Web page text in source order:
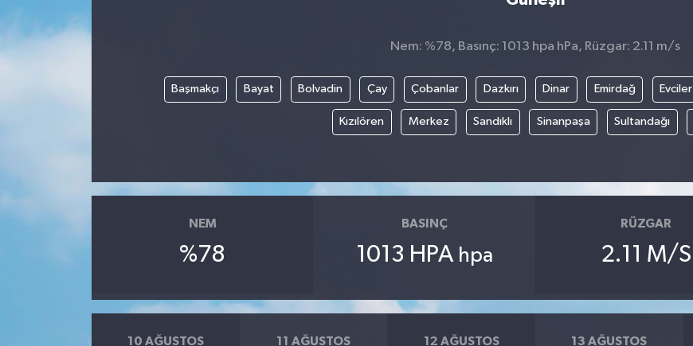
Nem: %78, Basınç: 1013 hpa hPa, Rüzgar: 2.11 m/s
Başmakçı Bayat Bolvadin Çay Çobanlar Dazkırı Dinar Emirdağ Evciler
Kızılören Merkez Sandıklı Sinanpaşa Sultandağı
NEM
%78
BASINÇ
1013 HPA hpa
RÜZGAR
2.11 M/S
10 AĞUSTOS 11 AĞUSTOS 12 AĞUSTOS 13 AĞUSTOS